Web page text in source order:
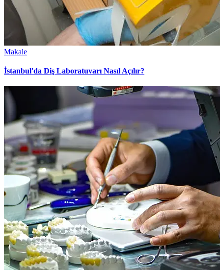
Makale
İstanbul'da Diş Laboratuvarı Nasıl Açılır?